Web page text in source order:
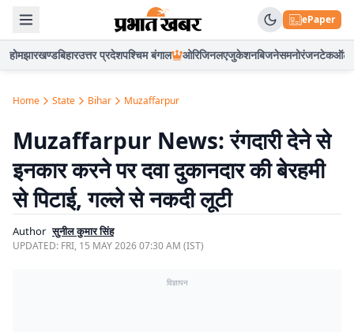
ePaper
होमझारखण्डबिहारउत्तर प्रदेशपश्चिम बंगाल ओरिजिनलएजुकेशनबिजनेसमनोरंजनटेकऑटो
Home State Bihar Muzaffarpur
Muzaffarpur News: रंगदारी देने से
इनकार करने पर दवा दुकानदार की बेरहमी
से पिटाई, गल्ले से नकदी लूटी
Author सुनील कुमार सिंह
UPDATED: FRI, 15 MAY 2026 07:30 AM (IST)
विज्ञापन